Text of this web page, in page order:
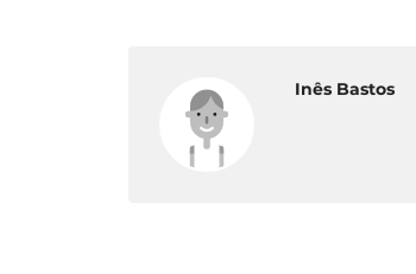
Inês Bastos